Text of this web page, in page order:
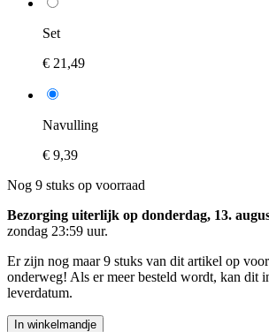
Set
€ 21,49
Navulling
€ 9,39
Nog 9 stuks op voorraad
Bezorging uiterlijk op donderdag, 13.
zondag 23:59 uur.
Er zijn nog maar 9 stuks van dit artikel op
onderweg! Als er meer besteld wordt, kan dit
leverdatum.
In winkelmandje